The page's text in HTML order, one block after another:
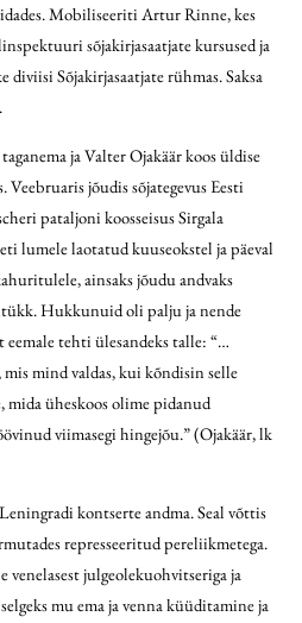
ridades. Mobiliseeriti Artur Rinne, kes
sõjakirjasaatjate kursused ja
diviisi Sõjakirjasaatjate rühmas. Saksa
ja Valter Ojakäär koos üldise
jõudis sõjategevus Eesti
pataljoni koosseisus Sirgala
lumele laotatud kuuseokstel ja päeval
ainsaks jõudu andvaks
Hukkunuid oli palju ja nende
tehti ülesandeks talle: “…
mind valdas, kui kõndisin selle
mida üheskoos olime pidanud
viimasegi hingejõu.” (Ojakäär, lk
kontserte andma. Seal võttis
represseeritud pereliikmetega.
venelasest julgeolekuohvitseriga ja
mu ema ja venna küüditamine ja